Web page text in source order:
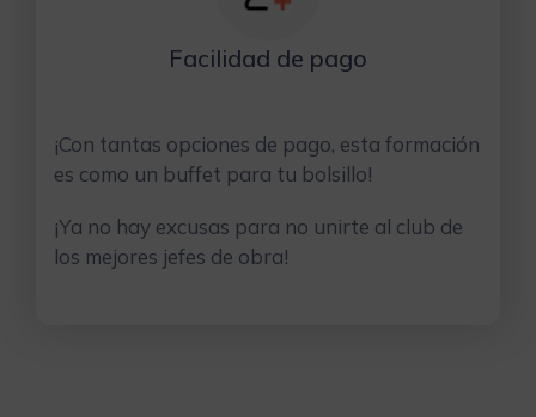
Facilidad de pago
¡Con tantas opciones de pago, esta formación
es como un buffet para tu bolsillo!
¡Ya no hay excusas para no unirte al club de
los mejores jefes de obra!